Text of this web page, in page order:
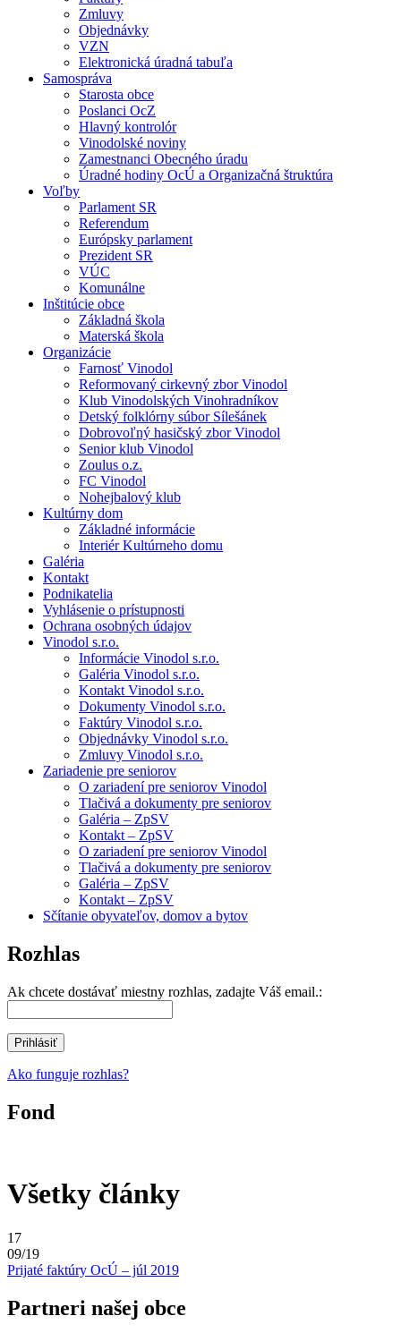
Zmluvy
Objednávky
VZN
Elektronická úradná tabuľa
Samospráva
Starosta obce
Poslanci OcZ
Hlavný kontrolór
Vinodolské noviny
Zamestnanci Obecného úradu
Úradné hodiny OcÚ a Organizačná štruktúra
Voľby
Parlament SR
Referendum
Európsky parlament
Prezident SR
VÚC
Komunálne
Inštitúcie obce
Základná škola
Materská škola
Organizácie
Farnosť Vinodol
Reformovaný cirkevný zbor Vinodol
Klub Vinodolských Vinohradníkov
Detský folklórny súbor Sílešánek
Dobrovoľný hasičský zbor Vinodol
Senior klub Vinodol
Zoulus o.z.
FC Vinodol
Nohejbalový klub
Kultúrny dom
Základné informácie
Interiér Kultúrneho domu
Galéria
Kontakt
Podnikatelia
Vyhlásenie o prístupnosti
Ochrana osobných údajov
Vinodol s.r.o.
Informácie Vinodol s.r.o.
Galéria Vinodol s.r.o.
Kontakt Vinodol s.r.o.
Dokumenty Vinodol s.r.o.
Faktúry Vinodol s.r.o.
Objednávky Vinodol s.r.o.
Zmluvy Vinodol s.r.o.
Zariadenie pre seniorov
O zariadení pre seniorov Vinodol
Tlačivá a dokumenty pre seniorov
Galéria – ZpSV
Kontakt – ZpSV
O zariadení pre seniorov Vinodol
Tlačivá a dokumenty pre seniorov
Galéria – ZpSV
Kontakt – ZpSV
Sčítanie obyvateľov, domov a bytov
Rozhlas
Ak chcete dostávať miestny rozhlas, zadajte Váš email.:
Ako funguje rozhlas?
Fond
Všetky články
17
09/19
Prijaté faktúry OcÚ – júl 2019
Partneri našej obce